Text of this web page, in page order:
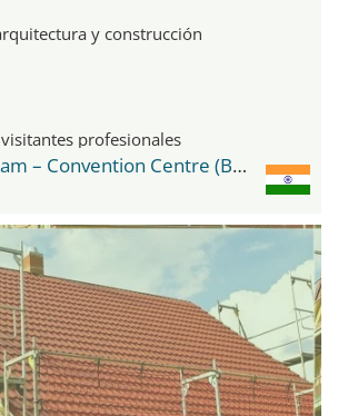
y construcción
profesionales
Bharat Mandapam – Convention Centre (BMCC)